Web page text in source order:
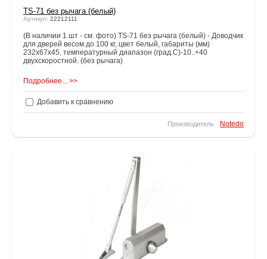
TS-71 без рычага (белый)
Артикул: 22212111
(В наличии 1 шт - см. фото) TS-71 без рычага (белый) - Доводчик
для дверей весом до 100 кг, цвет белый, габариты (мм)
232х67х45, температурный диапазон (град.С)-10..+40
двухскоростной. (без рычага)
Подробнее... >>
Добавить к сравнению
Производитель Notedo